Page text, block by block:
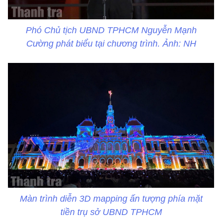
Phó Chủ tịch UBND TPHCM Nguyễn Mạnh
Cường phát biểu tại chương trình. Ảnh: NH
Màn trình diễn 3D mapping ấn tượng phía mặt
tiền trụ sở UBND TPHCM